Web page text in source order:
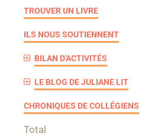
TROUVER UN LIVRE
ILS NOUS SOUTIENNENT
BILAN D'ACTIVITÉS
LE BLOG DE JULIANE LIT
CHRONIQUES DE COLLÉGIENS
Total